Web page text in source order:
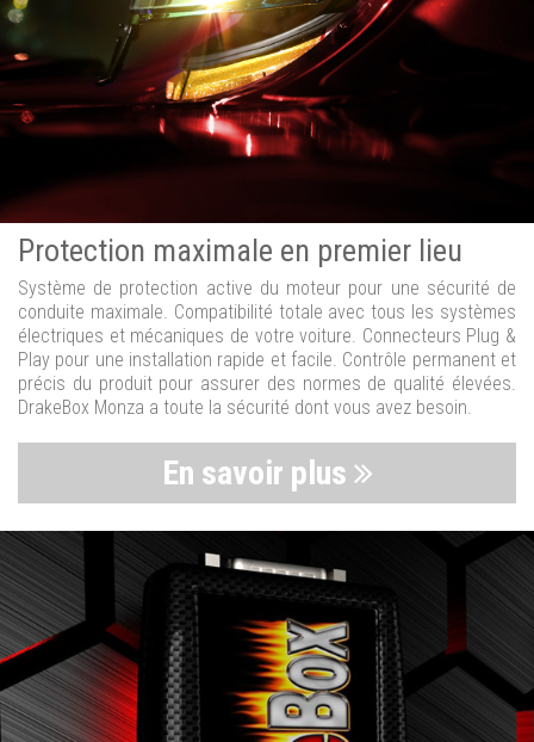
Protection maximale en premier lieu
Système de protection active du moteur pour une sécurité de
conduite maximale. Compatibilité totale avec tous les systèmes
électriques et mécaniques de votre voiture. Connecteurs Plug &
Play pour une installation rapide et facile. Contrôle permanent et
précis du produit pour assurer des normes de qualité élevées.
DrakeBox Monza a toute la sécurité dont vous avez besoin.
En savoir plus